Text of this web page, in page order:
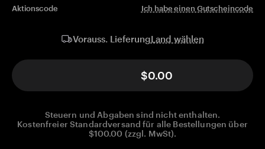
Aktionscode Ich habe einen Gutscheincode
Vorauss. LieferungLand wählen
$0.00
Steuern und Abgaben sind nicht enthalten.
Kostenfreier Standardversand für alle Bestellungen über
$100.00 (zzgl. MwSt).